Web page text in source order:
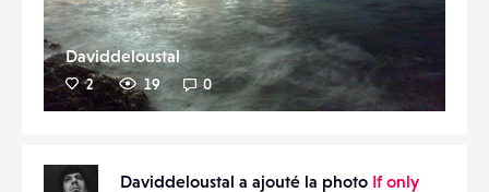
Daviddeloustal
2 19 0
Daviddeloustal a ajouté la photo If only